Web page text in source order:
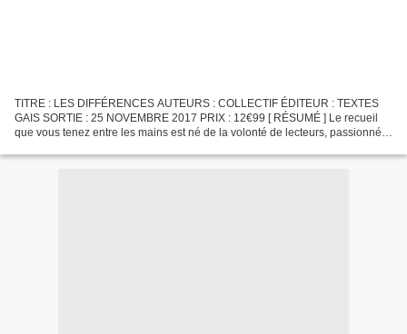
TITRE : LES DIFFÉRENCES AUTEURS : COLLECTIF ÉDITEUR : TEXTES
GAIS SORTIE : 25 NOVEMBRE 2017 PRIX : 12€99 [ RÉSUMÉ ] Le recueil
que vous tenez entre les mains est né de la volonté de lecteurs, passionnés